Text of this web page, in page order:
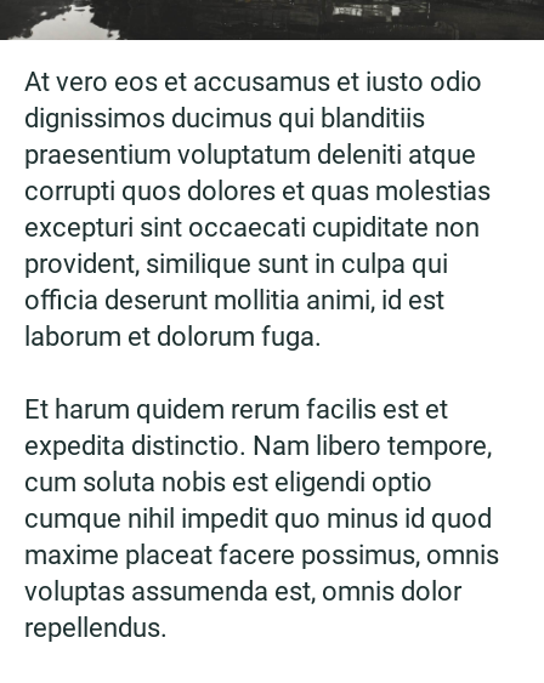
At vero eos et accusamus et iusto odio
dignissimos ducimus qui blanditiis
praesentium voluptatum deleniti atque
corrupti quos dolores et quas molestias
excepturi sint occaecati cupiditate non
provident, similique sunt in culpa qui
officia deserunt mollitia animi, id est
laborum et dolorum fuga.
Et harum quidem rerum facilis est et
expedita distinctio. Nam libero tempore,
cum soluta nobis est eligendi optio
cumque nihil impedit quo minus id quod
maxime placeat facere possimus, omnis
voluptas assumenda est, omnis dolor
repellendus.